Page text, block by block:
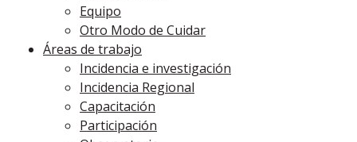
Equipo
Otro Modo de Cuidar
Áreas de trabajo
Incidencia e investigación
Incidencia Regional
Capacitación
Participación